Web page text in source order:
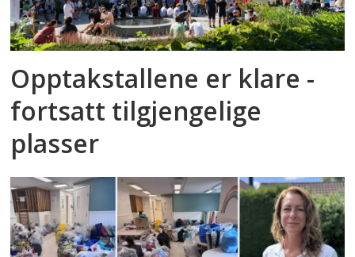
Opptakstallene er klare -
fortsatt tilgjengelige
plasser